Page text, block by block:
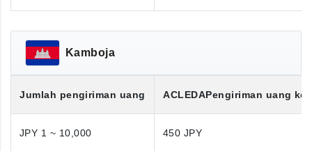
Kamboja
Jumlah pengiriman uang ACLEDAPengiriman uang
JPY 1 ~ 10,000 450 JPY